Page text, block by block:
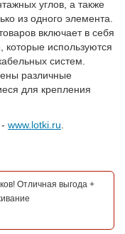
углов, а также
из одного элемента.
включает в себя
которые используются
систем.
различные
для крепления
www.lotki.ru
Отличная выгода +